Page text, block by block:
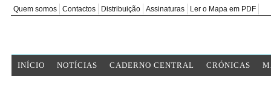
Quem somos Contactos Distribuição Assinaturas Ler o Mapa em PDF
INÍCIO NOTÍCIAS CADERNO CENTRAL CRÓNICAS